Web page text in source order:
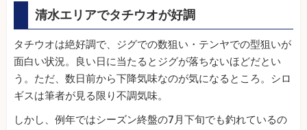
清水エリアでタチウオが好調
タチウオは絶好調で、ジグでの数狙い・テンヤでの型狙いが
面白い状況。良い日に当たるとジグが落ちないほどだとい
う。ただ、数日前から下降気味なのが気になるところ。シロ
ギスは筆者が見る限り不調気味。
しかし、例年ではシーズン終盤の7月下旬でも釣れているの